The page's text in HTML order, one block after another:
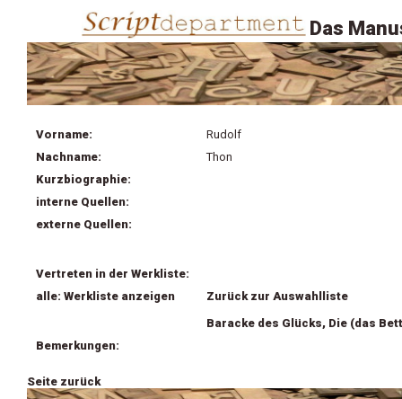
Das
Vorname:
Rudolf
Nachname:
Thon
Kurzbiographie:
interne Quellen:
externe Quellen:
Vertreten in der Werkliste:
alle: Werkliste anzeigen
Zurück zur Auswahlliste
Baracke des Glücks, Die (das
Bemerkungen:
Seite zurück